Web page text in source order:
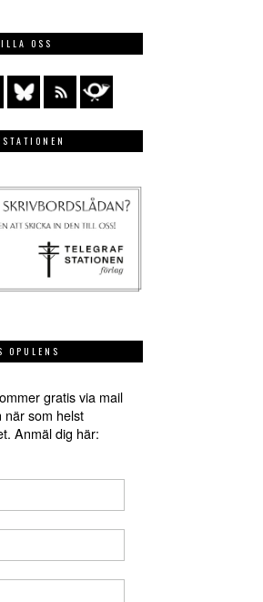
OSS
OPULENS
gratis via mail
när som helst
Anmäl dig här: